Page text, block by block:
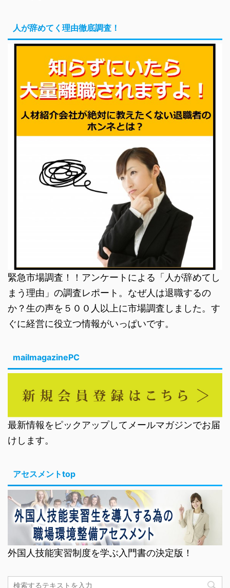
人が辞めてく理由徹底調査！
緊急市場調査！！アンケートによる「人が辞めてし
まう理由」の調査レポート。なぜ人は退職するの
か？生の声を５００人以上に市場調査しました。す
ぐに経営に役立つ情報がいっぱいです。
mailmagazinePC
最新情報をピックアップしてメールマガジンでお届
けします。
アセスメントtop
外国人技能実習制度を学ぶ入門書の決定版！